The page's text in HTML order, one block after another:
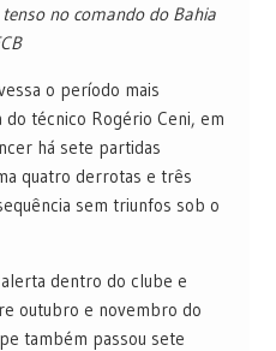
no comando do Bahia
o período mais
técnico Rogério Ceni, em
há sete partidas
quatro derrotas e três
sem triunfos sob o
dentro do clube e
outubro e novembro do
também passou sete